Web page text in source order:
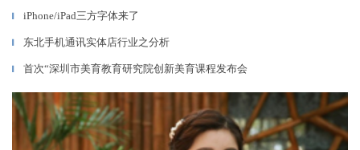
▎ iPhone/iPad三方字体来了
▎ 东北手机通讯实体店行业之分析
▎ 首次“深圳市美育教育研究院创新美育课程发布会